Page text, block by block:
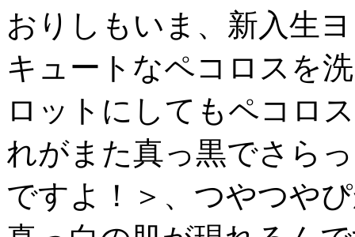
おりしもいま、新入生
キュートなペコロスを
ロットにしてもペコロ
れがまた真っ黒でさら
ですよ！＞、つやつや